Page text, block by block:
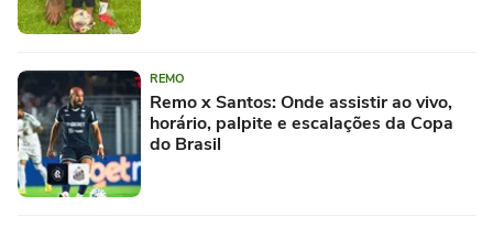
REMO
Remo x Santos: Onde assistir ao vivo,
horário, palpite e escalações da Copa
do Brasil